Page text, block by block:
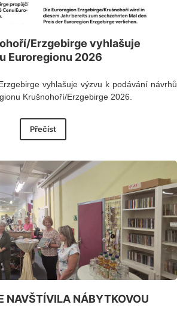
Erzgebirge vyhlašuje
Euroregionu 2026
vyhlašuje výzvu k podávání návrhů
Krušnohoří/Erzgebirge 2026.
Přečíst
NAVŠTÍVILA NÁBYTKOVOU